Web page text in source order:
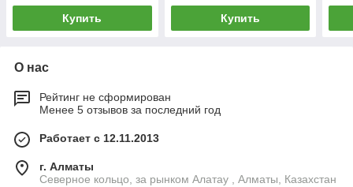
Купить Купить
О нас
Рейтинг не сформирован
Менее 5 отзывов за последний год
Работает с 12.11.2013
г. Алматы
Северное кольцо, за рынком Алатау , Алматы, Казахстан